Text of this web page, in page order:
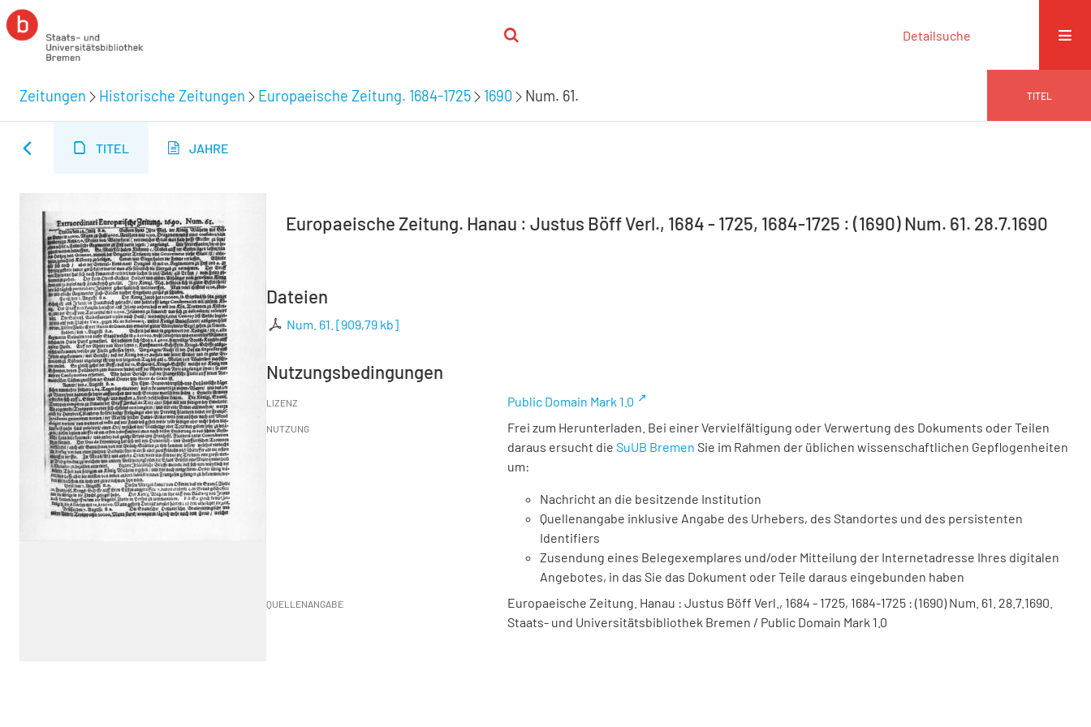
Detailsuche
Zeitungen Historische Zeitungen Europaeische Zeitung. 1684-1725 1690 Num. 61. TITEL
TITEL JAHRE
Europaeische Zeitung. Hanau : Justus Böff Verl., 1684 - 1725, 1684-1725 : (1690) Num. 61. 28.7.1690
Dateien
Num. 61. [909,79 kb]
Nutzungsbedingungen
LIZENZ Public Domain Mark 1.0
NUTZUNG
Frei zum Herunterladen. Bei einer Vervielfältigung oder Verwertung des Dokuments oder Teilen
daraus ersucht die SuUB Bremen Sie im Rahmen der üblichen wissenschaftlichen Gepflogenheiten
um:
Nachricht an die besitzende Institution
Quellenangabe inklusive Angabe des Urhebers, des Standortes und des persistenten
Identifiers
Zusendung eines Belegexemplares und/oder Mitteilung der Internetadresse Ihres digitalen
Angebotes, in das Sie das Dokument oder Teile daraus eingebunden haben
QUELLENANGABE
Europaeische Zeitung. Hanau : Justus Böff Verl., 1684 - 1725, 1684-1725 : (1690) Num. 61. 28.7.1690.
Staats- und Universitätsbibliothek Bremen / Public Domain Mark 1.0